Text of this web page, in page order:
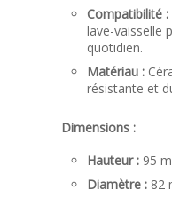
Compatibilité :
lave-vaisselle
quotidien.
Matériau :
résistante et
Dimensions :
Hauteur : 95
Diamètre : 82